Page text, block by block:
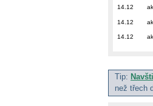
14.12
14.12
14.12
Tip:
než třech